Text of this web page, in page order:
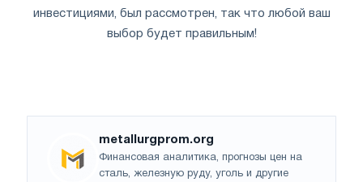
инвестициями, был рассмотрен, так что любой ваш
выбор будет правильным!
metallurgprom.org
Финансовая аналитика, прогнозы цен на
сталь, железную руду, уголь и другие